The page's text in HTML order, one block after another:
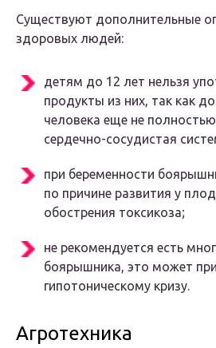
Существуют дополнительные
здоровых людей:
детям до 12 лет нельзя
продукты из них, так как
человека еще не
сердечно-сосудистая
при беременности
по причине развития у
обострения токсикоза;
не рекомендуется есть
боярышника, это может
гипотоническому кризу.
Агротехника